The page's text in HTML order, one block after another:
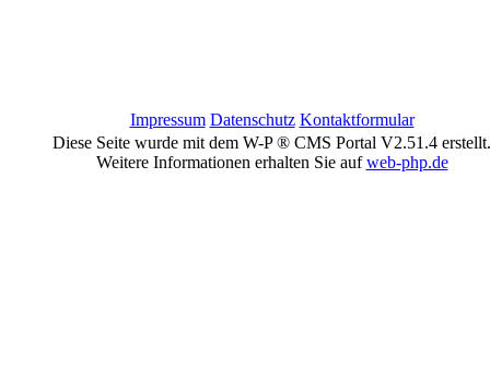
Impressum Datenschutz Kontaktformular
Diese Seite wurde mit dem W-P ® CMS Portal V2.51.4 erstellt.
Weitere Informationen erhalten Sie aufweb-php.de